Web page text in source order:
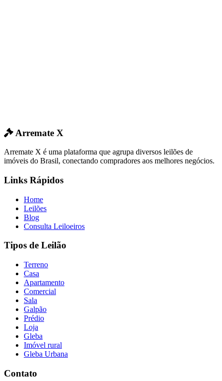
Arremate X
Arremate X é uma plataforma que agrupa diversos leilões de
imóveis do Brasil, conectando compradores aos melhores negócios.
Links Rápidos
Home
Leilões
Blog
Consulta Leiloeiros
Tipos de Leilão
Terreno
Casa
Apartamento
Comercial
Sala
Galpão
Prédio
Loja
Gleba
Imóvel rural
Gleba Urbana
Contato